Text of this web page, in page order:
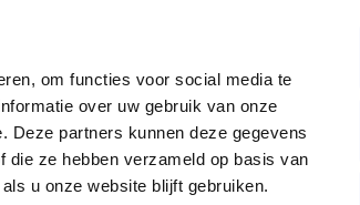
om functies voor social media te
over uw gebruik van onze
Deze partners kunnen deze gegevens
die ze hebben verzameld op basis van
u onze website blijft gebruiken.